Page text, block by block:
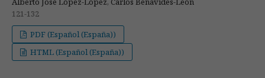
121-132
PDF (Español (España))
HTML (Español (España))